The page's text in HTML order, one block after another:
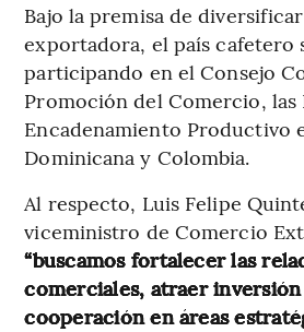
Bajo la premisa de
exportadora, el país cafetero
participando en el Consejo
Promoción del Comercio, las
Encadenamiento Productivo
Dominicana y Colombia.
Al respecto, Luis Felipe
viceministro de Comercio
“buscamos fortalecer las
comerciales, atraer
cooperación en áreas